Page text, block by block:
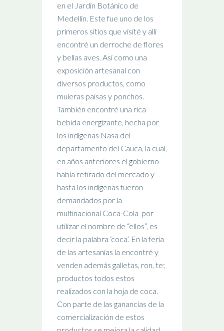
en el Jardín Botánico de
Medellín. Este fue uno de los
primeros sitios que visité y allí
encontré un derroche de flores
y bellas aves. Así como una
exposición artesanal con
diversos productos, como
muleras paisas y ponchos.
También encontré una rica
bebida energizante, hecha por
los indígenas Nasa del
departamento del Cauca, la cual,
en años anteriores el gobierno
había retirado del mercado y
hasta los indígenas fueron
demandados por la
multinacional Coca-Cola por
utilizar el nombre de “ellos”, es
decir la palabra ‘coca’. En la feria
de las artesanías la encontré y
venden además galletas, ron, te;
productos todos estos
realizados con la hoja de coca.
Con parte de las ganancias de la
comercialización de estos